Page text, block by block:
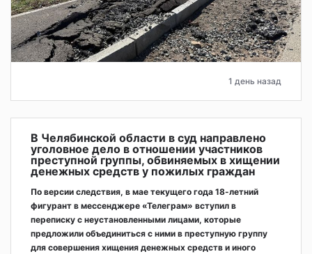
1 день назад
В Челябинской области в суд направлено
уголовное дело в отношении участников
преступной группы, обвиняемых в хищении
денежных средств у пожилых граждан
По версии следствия, в мае текущего года 18-летний
фигурант в мессенджере «Телеграм» вступил в
переписку с неустановленными лицами, которые
предложили объединиться с ними в преступную группу
для совершения хищения денежных средств и иного